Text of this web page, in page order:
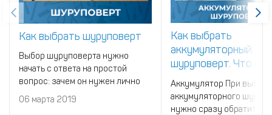
Как выбрать шуруповерт
Выбор шуруповерта нужно
начать с ответа на простой
вопрос: зачем он нужен лично
вам? Виды шуруповертов
06 марта 2019
Как выбрать
аккумуляторный
шуруповерт. Что
учитывать при
Аккумулятор При выборе
аккумуляторного
нужно сразу обратить